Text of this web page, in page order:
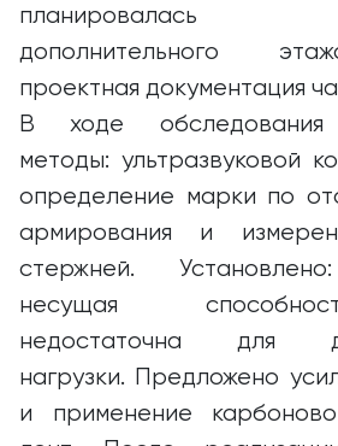
планировалась
дополнительного
проектная документация
В ходе обследования
методы: ультразвуковой
определение марки по
армирования и
стержней.
несущая
недостаточна для
нагрузки. Предложено
и применение